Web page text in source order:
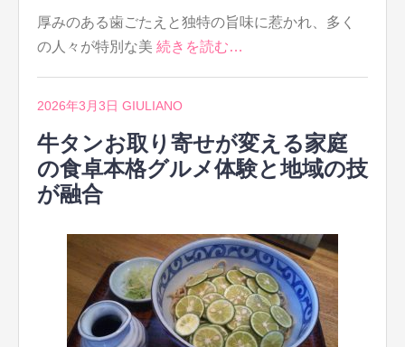
厚みのある歯ごたえと独特の旨味に惹かれ、多く
の人々が特別な美 続きを読む…
2026年3月3日 GIULIANO
牛タンお取り寄せが変える家庭
の食卓本格グルメ体験と地域の技
が融合